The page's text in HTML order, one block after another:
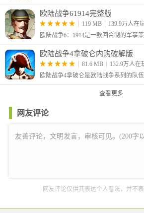
寒霜飞雪：对全体造成80%魔法伤害，40%
续2回合
冰雪王权：攻击提升40%，生命提升20%
续2回合
冰冻封印：战斗前2回合降低全体8%速度(不
单位伤害提升20%
露战斗天赋，不仅能快速掌握技巧，更可
追风之力：对攻击最高敌人造成175%物理伤
致命一击：对攻击最高敌人造成260%物理
王者突击：攻击附加15%伤害，目标生命低
欧陆战争61914完整版
119 MB
139.9万人在
欧陆战争4拿破仑内购破解版
81.6 MB
132.9万人在
查看更多
网友评论
网友评论仅供其表达个人看法，并不表